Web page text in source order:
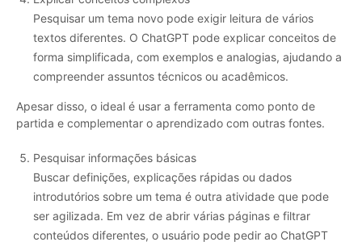
Pesquisar um tema novo pode exigir leitura de vários
textos diferentes. O ChatGPT pode explicar conceitos de
forma simplificada, com exemplos e analogias, ajudando a
compreender assuntos técnicos ou acadêmicos.
Apesar disso, o ideal é usar a ferramenta como ponto de
partida e complementar o aprendizado com outras fontes.
Pesquisar informações básicas
Buscar definições, explicações rápidas ou dados
introdutórios sobre um tema é outra atividade que pode
ser agilizada. Em vez de abrir várias páginas e filtrar
conteúdos diferentes, o usuário pode pedir ao ChatGPT